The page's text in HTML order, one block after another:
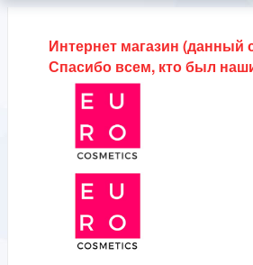
Интернет магазин (данный
Спасибо всем, кто был